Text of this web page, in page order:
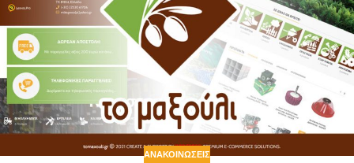
ΑΝΑΚΟΙΝΏΣΕΙΣ